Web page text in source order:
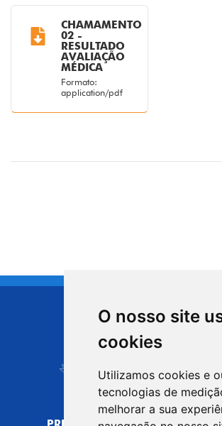
O nosso site
cookies
Utilizamos cookies e
tecnologias de
melhorar a sua
CHAMAMENTO
02 -
RESULTADO
AVALIAÇÃO
MÉDICA
Formato:
application/pdf
CIDADE DE